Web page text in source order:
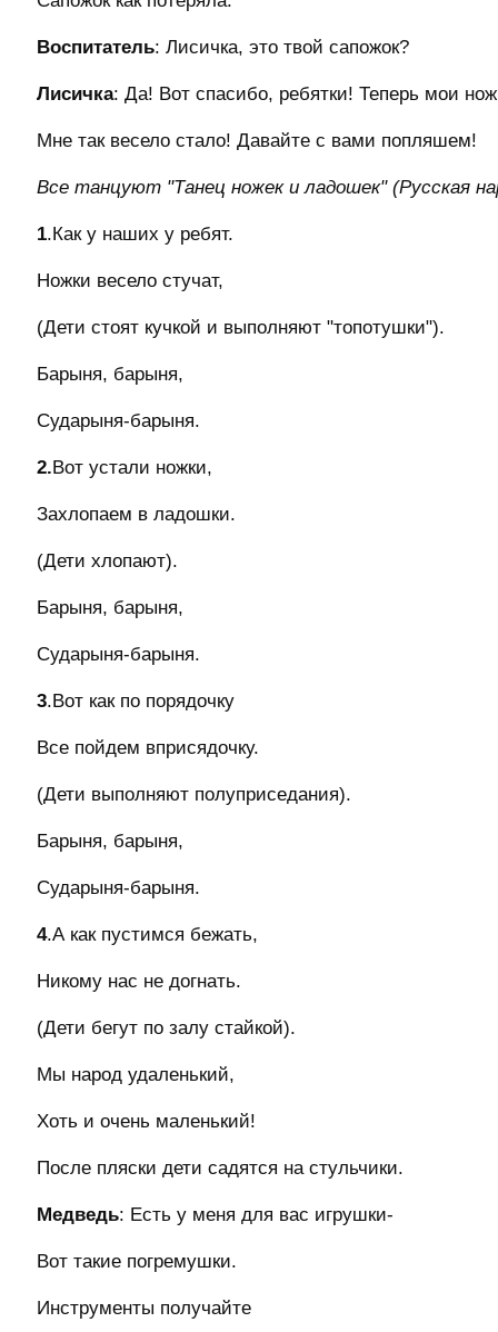
Воспитатель: Лисичка, это твой сапожок?
Лисичка: Да! Вот спасибо, ребятки! Теперь мои
Мне так весело стало! Давайте с вами попляшем!
Все танцуют "Танец ножек и ладошек" (Русская
1.Как у наших у ребят.
Ножки весело стучат,
(Дети стоят кучкой и выполняют "топотушки").
Барыня, барыня,
Сударыня-барыня.
2.Вот устали ножки,
Захлопаем в ладошки.
(Дети хлопают).
Барыня, барыня,
Сударыня-барыня.
3.Вот как по порядочку
Все пойдем вприсядочку.
(Дети выполняют полуприседания).
Барыня, барыня,
Сударыня-барыня.
4.А как пустимся бежать,
Никому нас не догнать.
(Дети бегут по залу стайкой).
Мы народ удаленький,
Хоть и очень маленький!
После пляски дети садятся на стульчики.
Медведь: Есть у меня для вас игрушки-
Вот такие погремушки.
Инструменты получайте